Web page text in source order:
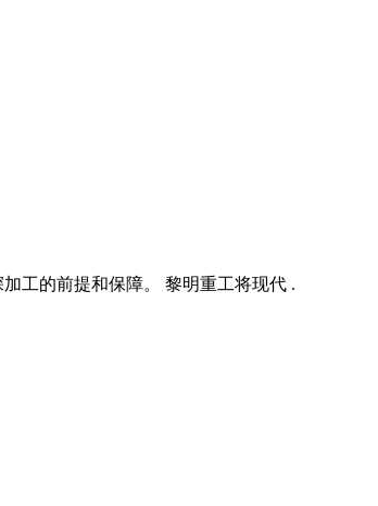
工的前提和保障。 黎明重工将现代 .